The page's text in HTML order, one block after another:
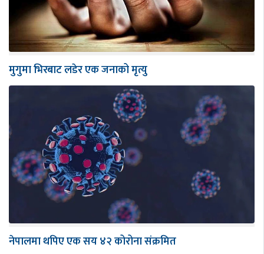
मुगुमा भिरबाट लडेर एक जनाको मृत्यु
नेपालमा थपिए एक सय ४२ कोरोना संक्रमित